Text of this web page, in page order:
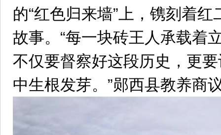
的“红色归来墙”上，镌刻着
故事。“每一块砖王人承载着
不仅要督察好这段历史，更
中生根发芽。”郧西县教养商